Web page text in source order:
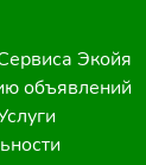
Экойя
объявлений